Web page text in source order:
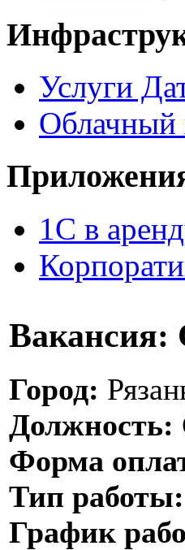
Услуги
Облачный
1С в
Вакансия:
Город:
Должность:
Форма
Тип работы:
График